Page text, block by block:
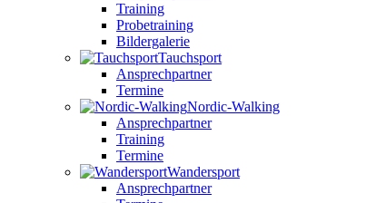
Training
Probetraining
Bildergalerie
Tauchsport
Ansprechpartner
Termine
Nordic-Walking
Ansprechpartner
Training
Termine
Wandersport
Ansprechpartner